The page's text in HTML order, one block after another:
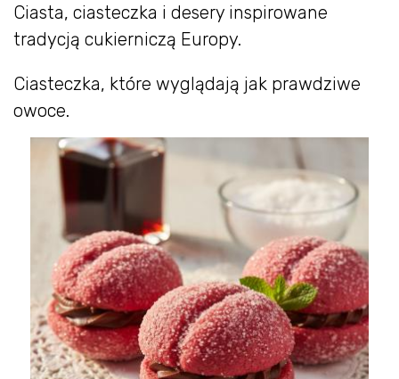
Ciasta, ciasteczka i desery inspirowane
tradycją cukierniczą Europy.
Ciasteczka, które wyglądają jak prawdziwe
owoce.